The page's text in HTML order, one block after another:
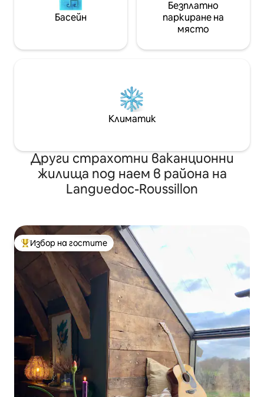
Басейн
Безплатно
паркиране на
място
Климатик
Други страхотни ваканционни
жилища под наем в района на
Languedoc-Roussillon
Най-популярен избор на гостите
Избор на гостите